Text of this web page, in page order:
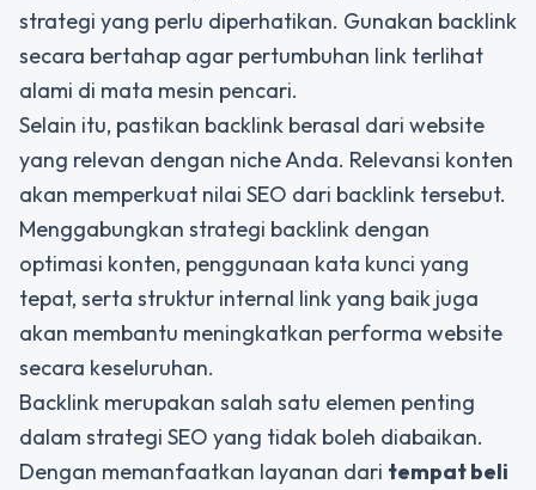
strategi yang perlu diperhatikan. Gunakan backlink
secara bertahap agar pertumbuhan link terlihat
alami di mata mesin pencari.
Selain itu, pastikan backlink berasal dari website
yang relevan dengan niche Anda. Relevansi konten
akan memperkuat nilai SEO dari backlink tersebut.
Menggabungkan strategi backlink dengan
optimasi konten, penggunaan kata kunci yang
tepat, serta struktur internal link yang baik juga
akan membantu meningkatkan performa website
secara keseluruhan.
Backlink merupakan salah satu elemen penting
dalam strategi SEO yang tidak boleh diabaikan.
Dengan memanfaatkan layanan dari tempat beli